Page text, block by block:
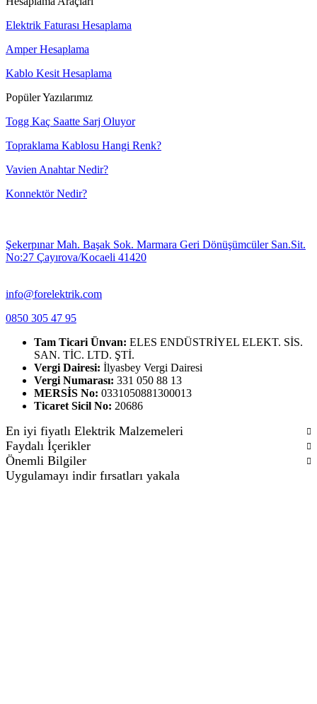
Elektrik Faturası Hesaplama
Amper Hesaplama
Kablo Kesit Hesaplama
Popüler Yazılarımız
Togg Kaç Saatte Sarj Oluyor
Topraklama Kablosu Hangi Renk?
Vavien Anahtar Nedir?
Konnektör Nedir?
Şekerpınar Mah. Başak Sok. Marmara Geri Dönüşümcüler San.Sit.
No:27 Çayırova/Kocaeli 41420
info@forelektrik.com
0850 305 47 95
Tam Ticari Ünvan: ELES ENDÜSTRİYEL ELEKT. SİS.
SAN. TİC. LTD. ŞTİ.
Vergi Dairesi: İlyasbey Vergi Dairesi
Vergi Numarası: 331 050 88 13
MERSİS No: 0331050881300013
Ticaret Sicil No: 20686
En iyi fiyatlı Elektrik Malzemeleri
Faydalı İçerikler
Önemli Bilgiler
Uygulamayı indir fırsatları yakala